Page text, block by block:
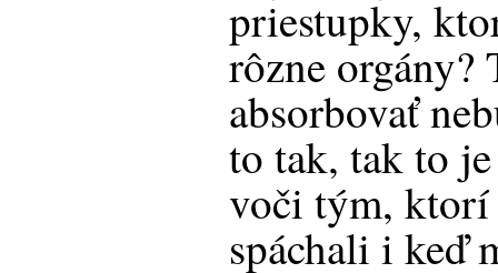
priestupky,
rôzne orgány?
absorbovať
to tak, tak to
voči tým, ktorí
spáchali i keď